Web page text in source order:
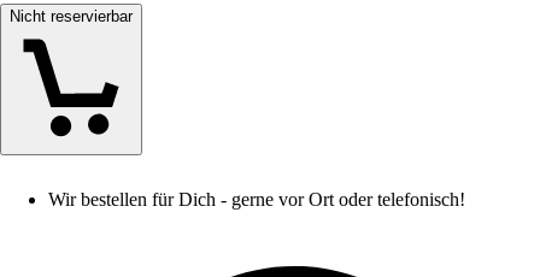
Nicht reservierbar
Wir bestellen für Dich - gerne vor Ort oder telefonisch!